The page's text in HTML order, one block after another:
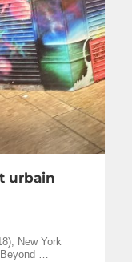
urbain
New York
Beyond …